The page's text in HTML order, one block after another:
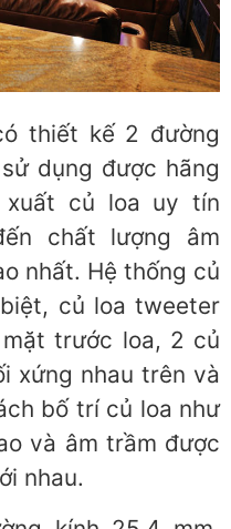
thiết kế 2 đường
dụng được hãng
củ loa uy tín
chất lượng âm
nhất. Hệ thống củ
củ loa tweeter
trước loa, 2 củ
xứng nhau trên và
bố trí củ loa như
và âm trầm được
nhau.